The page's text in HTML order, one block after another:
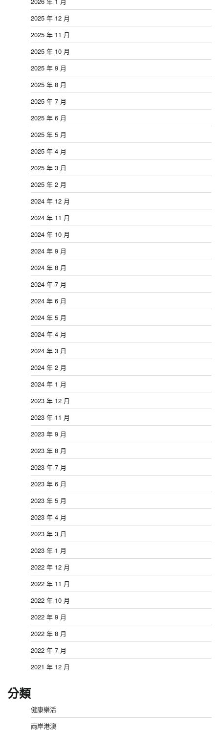
2025 年 12 月
2025 年 11 月
2025 年 10 月
2025 年 9 月
2025 年 8 月
2025 年 7 月
2025 年 6 月
2025 年 5 月
2025 年 4 月
2025 年 3 月
2025 年 2 月
2024 年 12 月
2024 年 11 月
2024 年 10 月
2024 年 9 月
2024 年 8 月
2024 年 7 月
2024 年 6 月
2024 年 5 月
2024 年 4 月
2024 年 3 月
2024 年 2 月
2024 年 1 月
2023 年 12 月
2023 年 11 月
2023 年 9 月
2023 年 8 月
2023 年 7 月
2023 年 6 月
2023 年 5 月
2023 年 4 月
2023 年 3 月
2023 年 1 月
2022 年 12 月
2022 年 11 月
2022 年 10 月
2022 年 9 月
2022 年 8 月
2022 年 7 月
2021 年 12 月
分類
健康樂活
兩岸港澳